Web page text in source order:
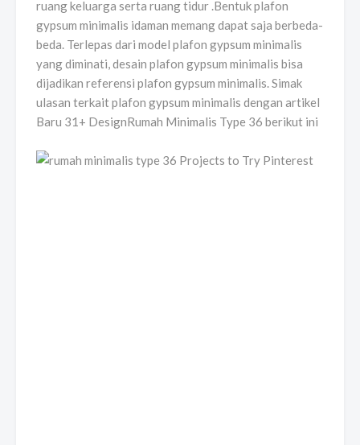
ruang keluarga serta ruang tidur .Bentuk plafon
gypsum minimalis idaman memang dapat saja berbeda-
beda. Terlepas dari model plafon gypsum minimalis
yang diminati, desain plafon gypsum minimalis bisa
dijadikan referensi plafon gypsum minimalis. Simak
ulasan terkait plafon gypsum minimalis dengan artikel
Baru 31+ DesignRumah Minimalis Type 36 berikut ini